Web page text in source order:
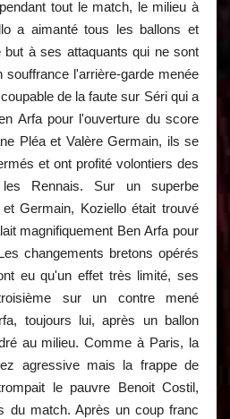
tout le match, le milieu à
a aimanté tous les ballons et
à ses attaquants qui ne sont
l'arrière-garde menée
de la faute sur Séri qui a
Arfa pour l'ouverture du score
Pléa et Valère Germain, ils se
et ont profité volontiers des
Rennais. Sur un superbe
Germain, Koziello était trouvé
magnifiquement Ben Arfa pour
changements bretons opérés
eu qu'un effet très limité, ses
sur un contre mené
toujours lui, après un ballon
au milieu. Comme à Paris, la
agressive mais la frappe de
le pauvre Benoit Costil,
du match. Après un coup franc